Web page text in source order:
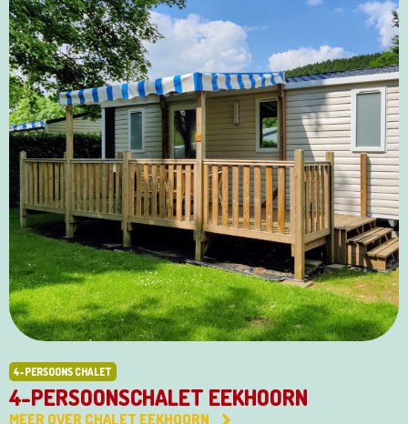
4-PERSOONS CHALET
4-PERSOONSCHALET EEKHOORN
MEER OVER CHALET EEKHOORN